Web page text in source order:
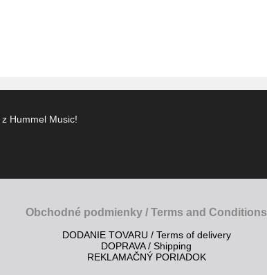
Hummel Music!
Obchodné podmienky / Terms and Conditions
DODANIE TOVARU / Terms of delivery
DOPRAVA / Shipping
REKLAMAČNÝ PORIADOK